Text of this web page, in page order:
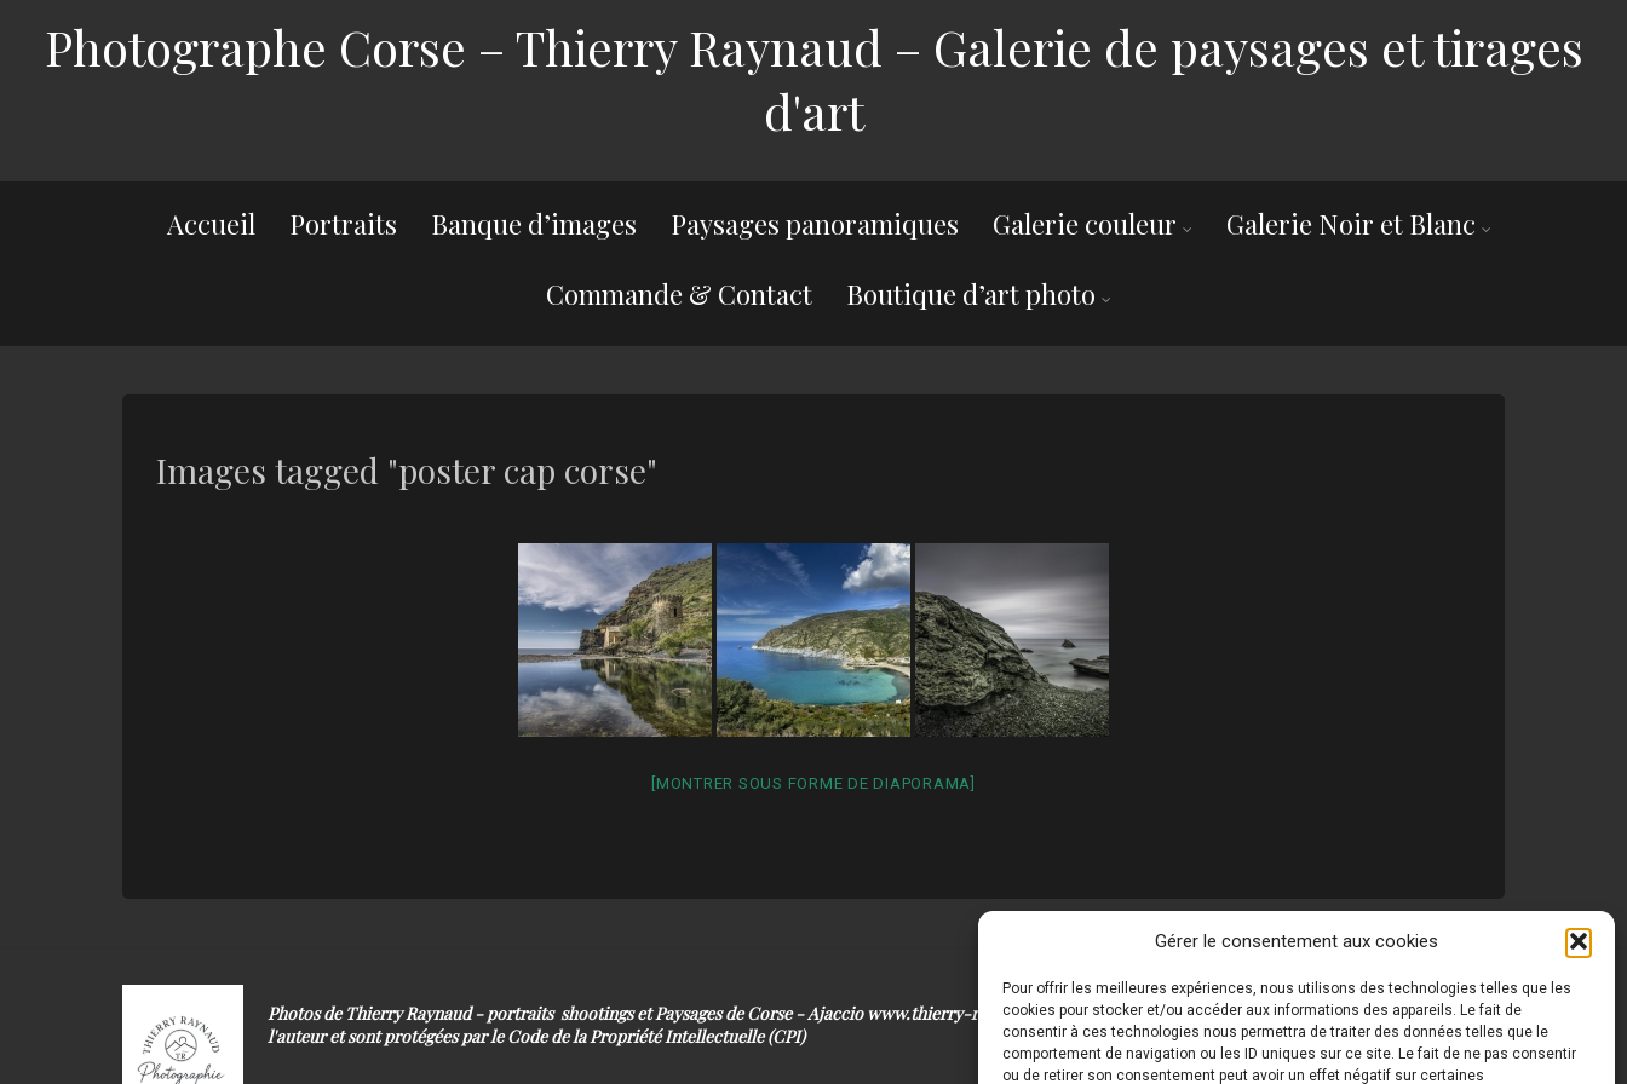
Gérer le consentement aux cookies
Pour offrir les meilleures expériences, nous utilisons des technologies telles que les
cookies pour stocker et/ou accéder aux informations des appareils. Le fait de
consentir à ces technologies nous permettra de traiter des données telles que le
comportement de navigation ou les ID uniques sur ce site. Le fait de ne pas consentir
ou de retirer son consentement peut avoir un effet négatif sur certaines
Photographe Corse – Thierry Raynaud – Galerie de paysages et tirages
d'art
Accueil Portraits Banque d’images Paysages panoramiques Galerie couleur
Galerie Noir et Blanc
Commande & Contact
Boutique d’art photo
Images tagged "poster cap corse"
[MONTRER SOUS FORME DE DIAPORAMA]
Photos de Thierry Raynaud - portraits shootings et Paysages de Corse - Ajaccio www.thierry-raynaud.com © Toutes les photos de ce site sont la propriété de
l'auteur et sont protégées par le Code de la Propriété Intellectuelle (CPI)